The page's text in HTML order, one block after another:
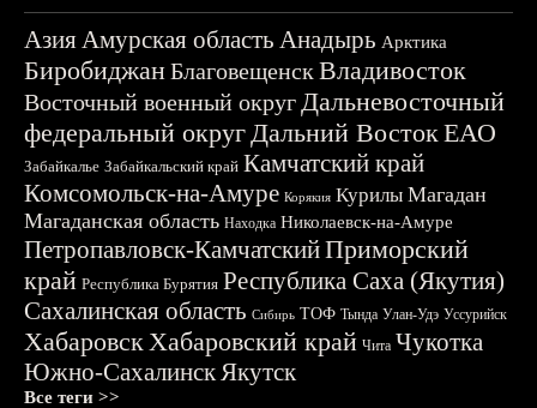
АзияАмурская область Анадырь Арктика
БиробиджанБлаговещенскВладивосток
Восточный военный округДальневосточный
федеральный округДальний ВостокЕАО
Забайкалье Забайкальский край Камчатский край
Комсомольск-на-Амуре Корякия Курилы Магадан
Магаданская область Находка Николаевск-на-Амуре
Петропавловск-КамчатскийПриморский
край Республика Бурятия Республика Саха (Якутия)
Сахалинская область Сибирь ТОФ Тында Улан-Удэ Уссурийск
ХабаровскХабаровский край Чита Чукотка
Южно-СахалинскЯкутск
Все теги >>